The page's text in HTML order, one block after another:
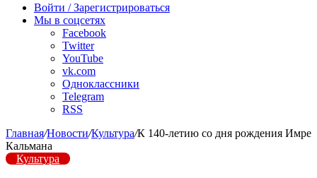
радио
Войти / Зарегистрироваться
Мы в соцсетях
Facebook
Twitter
YouTube
vk.com
Одноклассники
Telegram
RSS
Главная/Новости/Культура/К 140-летию со дня рождения Имре
Кальмана
Культура